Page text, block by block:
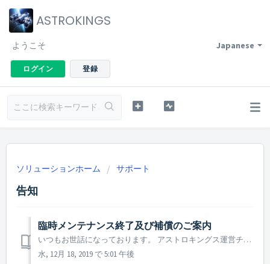
ASTROKINGS
Japanese
ようこそ
ログイン 登録
ソリューションホーム サポート
告知
臨時メンテナンス終了及び補償のご案内
いつもお世話になっております。 アストロキングス運営チームです。 2019年12月18日 16 : 00に行われた臨時メンテナンスが無事完了致しました。 App Storeのアップデートファイルの登録も正常に完了致しました。 ▶ 12月 18日臨時メンテナンス完了の内容 - メ...
水, 12月 18, 2019 で 5:01 午後